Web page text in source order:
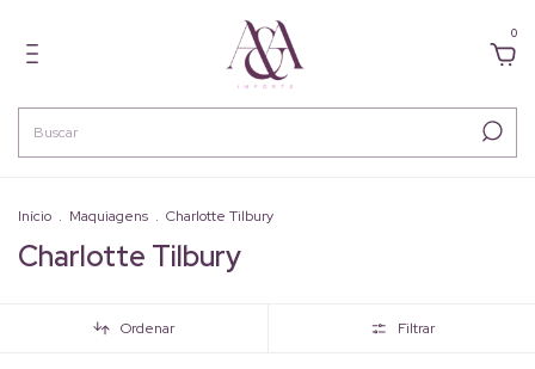
0
Início . Maquiagens . Charlotte Tilbury
Charlotte Tilbury
Ordenar Filtrar